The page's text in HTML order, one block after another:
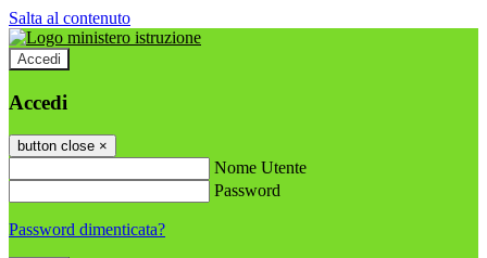
Salta al contenuto
Accedi
Accedi
button close ×
Nome Utente
Password
Password dimenticata?